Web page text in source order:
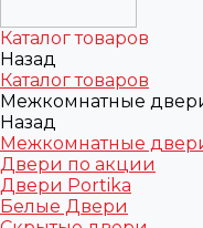
Каталог товаров
Назад
Каталог товаров
Межкомнатные
Назад
Межкомнатные
Двери по акции
Двери Portika
Белые Двери